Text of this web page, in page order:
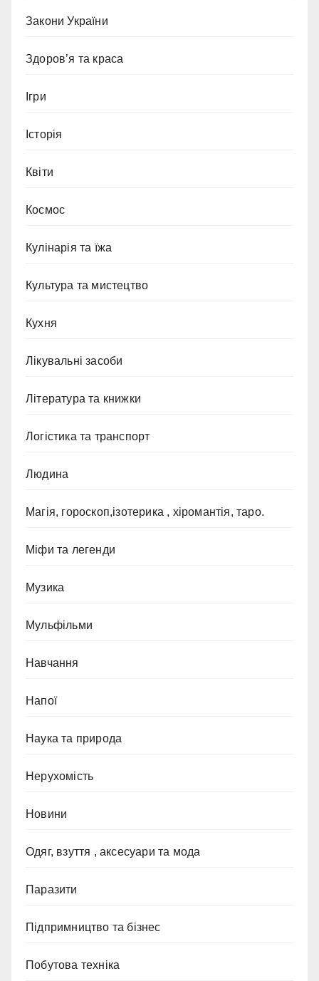
Закони України
Здоров’я та краса
Ігри
Історія
Квіти
Космос
Кулінарія та їжа
Культура та мистецтво
Кухня
Лікувальні засоби
Література та книжки
Логістика та транспорт
Людина
Магія, гороскоп,ізотерика , хіромантія, таро.
Міфи та легенди
Музика
Мульфільми
Навчання
Напої
Наука та природа
Нерухомість
Новини
Одяг, взуття , аксесуари та мода
Паразити
Підпримництво та бізнес
Побутова техніка